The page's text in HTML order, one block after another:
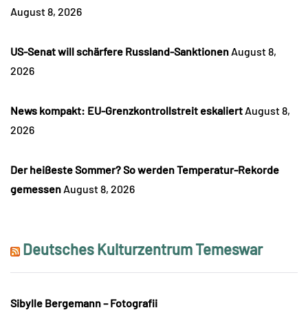
August 8, 2026
US-Senat will schärfere Russland-Sanktionen August 8,
2026
News kompakt: EU-Grenzkontrollstreit eskaliert August 8,
2026
Der heißeste Sommer? So werden Temperatur-Rekorde
gemessen August 8, 2026
Deutsches Kulturzentrum Temeswar
Sibylle Bergemann – Fotografii